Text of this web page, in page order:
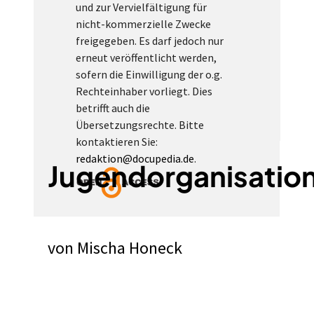
und zur Vervielfältigung für
nicht-kommerzielle Zwecke
freigegeben. Es darf jedoch nur
erneut veröffentlicht werden,
sofern die Einwilligung der o.g.
Rechteinhaber vorliegt. Dies
betrifft auch die
Übersetzungsrechte. Bitte
kontaktieren Sie:
redaktion@docupedia.de.
von Mischa Honeck